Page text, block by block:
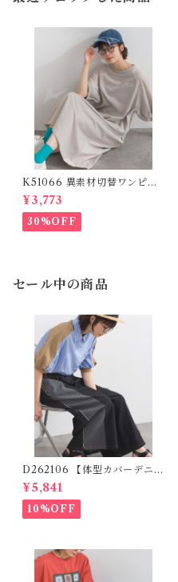
K51066 異素材切替ワンピー
ス (残りわずか)
¥3,773
30%OFF
セール中の商品
D262106 【体型カバーデニム
シリーズ】 デニム切替ワイド
パンツ / Denim Panel Wide
Pants
¥5,841
10%OFF